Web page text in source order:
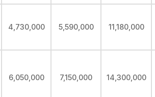
4,730,000 5,590,000 11,180,000
6,050,000 7,150,000 14,300,000